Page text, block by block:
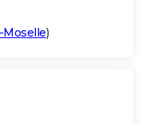
)